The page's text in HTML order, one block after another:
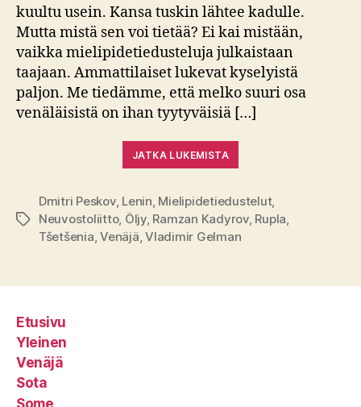
kuultu usein. Kansa tuskin lähtee kadulle.
Mutta mistä sen voi tietää? Ei kai mistään,
vaikka mielipidetiedusteluja julkaistaan
taajaan. Ammattilaiset lukevat kyselyistä
paljon. Me tiedämme, että melko suuri osa
venäläisistä on ihan tyytyväisiä […]
JATKA LUKEMISTA
Avainsanat
Dmitri Peskov, Lenin, Mielipidetiedustelut,
Neuvostoliitto, Öljy, Ramzan Kadyrov, Rupla,
Tšetšenia,Venäjä,Vladimir Gelman
Etusivu
Yleinen
Venäjä
Sota
Some